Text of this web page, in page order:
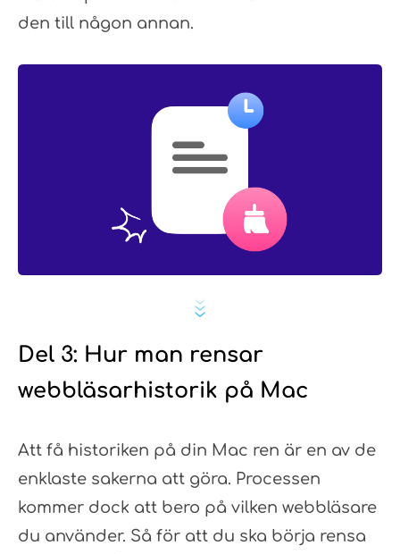
den till någon annan.
Del 3: Hur man rensar
webbläsarhistorik på Mac
Att få historiken på din Mac ren är en av de
enklaste sakerna att göra. Processen
kommer dock att bero på vilken webbläsare
du använder. Så för att du ska börja rensa